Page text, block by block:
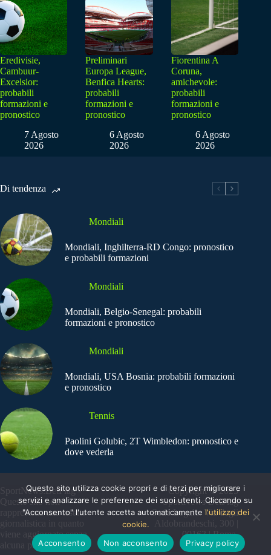
Eredivisie,
Cambuur-
Excelsior:
probabili
formazioni e
pronostico
7 Agosto
2026
Preliminari
Europa League,
Benfica Hearts:
probabili
formazioni e
pronostico
6 Agosto
2026
Fiorentina A
Coruna,
amichevole:
probabili
formazioni e
pronostico
6 Agosto
2026
Di tendenza
Mondiali
Mondiali, Inghilterra-RD Congo: pronostico
e probabili formazioni
Mondiali
Mondiali, Belgio-Senegal: probabili
formazioni e pronostico
Mondiali
Mondiali, USA Bosnia: probabili formazioni
e pronostico
Tennis
Paolini Golubic, 2T Wimbledon: pronostico e
dove vederla
SportNews.BetFlag -
Questo sito non
rappresenta una testata
giornalistica in quanto
viene aggiornato senza
alcuna periodicità
Copyright © 2025
SportNews BetFlag
Sede Legale: Via degli
Aldobrandeschi, 300 |
00163 | Roma
Questo sito utilizza cookie propri e di terzi per migliorare i
servizi e analizzare le preferenze dei suoi utenti. Cliccando su
"Acconsento" l'utente accetta automaticamente l'utilizzo dei
cookie.
Acconsento
Non acconsento Privacy policy